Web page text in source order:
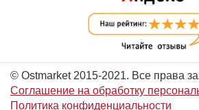
© Ostmarket 2015-2021. Все права
Соглашение на обработку
Политика конфиденциальности